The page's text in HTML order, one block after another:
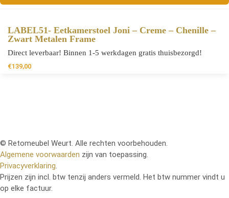
LABEL51- Eetkamerstoel Joni – Creme – Chenille –
Zwart Metalen Frame
Direct leverbaar! Binnen 1-5 werkdagen gratis thuisbezorgd!
€139,00
© Retomeubel Weurt. Alle rechten voorbehouden.
Algemene voorwaarden zijn van toepassing.
Privacyverklaring.
Prijzen zijn incl. btw tenzij anders vermeld. Het btw nummer vindt u
op elke factuur.